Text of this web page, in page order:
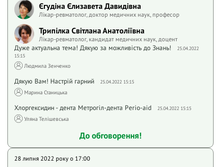
Єгудіна Єлизавета Давидівна
Лікар-ревматолог, доктор медичних наук, професор
Трипілка Світлана Анатоліївна
Лікар-ревматолог, кандидат медичних наук, доцент
Дуже актуальна тема! Дякую за можливість до Знань!
25.04.2022
15:15
Людмила Зенченко
Дякую Вам! Настрій гарний 25.04.2022 15:15
Марина Станицька
Хлоргексидин - дента Метрогіл-дента Perio-aid 25.04.2022 15:15
Уляна Телішевська
До обговорення!
28 липня 2022 року o 17:00